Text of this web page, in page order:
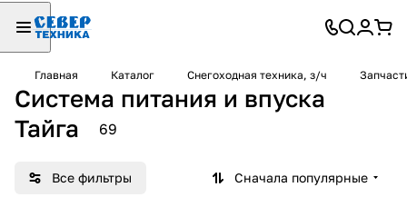
Главная Каталог Снегоходная техника, з/ч
Система питания и впуска
Тайга
69
Все фильтры Сначала популярные